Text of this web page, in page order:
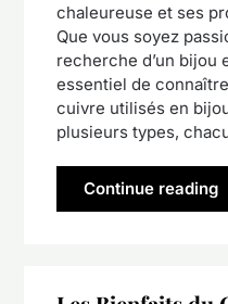
chaleureuse et ses
Que vous soyez
recherche d’un bijou
essentiel de
cuivre utilisés en
plusieurs types,
Continue reading